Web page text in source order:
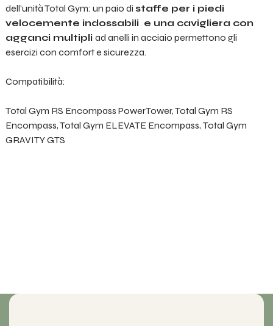
dell’unità Total Gym: un paio di staffe per i piedi
velocemente indossabili e una cavigliera con
agganci multipli ad anelli in acciaio permettono gli
esercizi con comfort e sicurezza.
Compatibilità:
Total Gym RS Encompass PowerTower, Total Gym RS
Encompass, Total Gym ELEVATE Encompass, Total Gym
GRAVITY GTS